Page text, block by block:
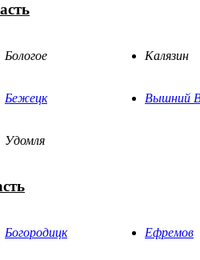
Бологое Калязин
Бежецк Вышний
Удомля
Богородицк Ефремов